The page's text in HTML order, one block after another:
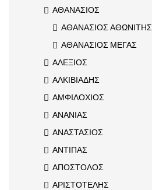
ΑΘΑΝΑΣΙΟΣ
ΑΘΑΝΑΣΙΟΣ ΑΘΩΝΙΤΗΣ
ΑΘΑΝΑΣΙΟΣ ΜΕΓΑΣ
ΑΛΕΞΙΟΣ
ΑΛΚΙΒΙΑΔΗΣ
ΑΜΦΙΛΟΧΙΟΣ
ΑΝΑΝΙΑΣ
ΑΝΑΣΤΑΣΙΟΣ
ΑΝΤΙΠΑΣ
ΑΠΟΣΤΟΛΟΣ
ΑΡΙΣΤΟΤΕΛΗΣ